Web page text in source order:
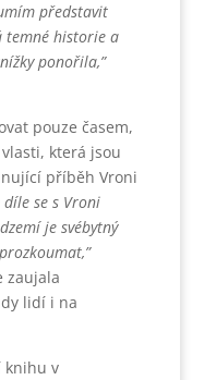
představit
temné historie a
ponořila,”
pouze časem,
která jsou
příběh Vroni
se s Vroni
je svébytný
zaujala
lidí i na
knihu v